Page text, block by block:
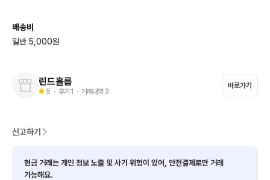
배송비
일반 5,000원
린드홀름
5 ・ 후기 1 ・ 거래내역 3
바로가기
신고하기
현금 거래는 개인 정보 노출 및 사기 위험이 있어, 안전결제로만 거래
가능해요.